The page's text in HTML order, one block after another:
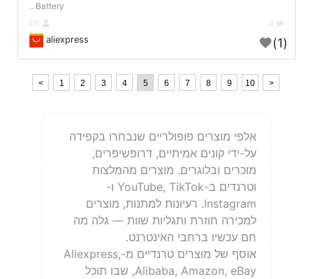
Battery ..
aliexpress (1)
< 1 2 3 4 5 6 7 8 9 10 >
אלפי מוצרים פופולריים שנבחרו בקפידה
על-ידי קונים אמיתיים, דרופשיפרים,
מוכרים ובלוגרים. מוצרים מהמלצות
וטרנדים ב-YouTube, TikTok ו-
Instagram. רעיונות למתנות, מוצרים
למכירה חוזרת ותגליות שוות — גלה מה
חם עכשיו ברחבי האינטרנט.
אוסף של מוצרים טרנדיים מ-Aliexpress,
Alibaba, Amazon, eBay, שבו תוכל